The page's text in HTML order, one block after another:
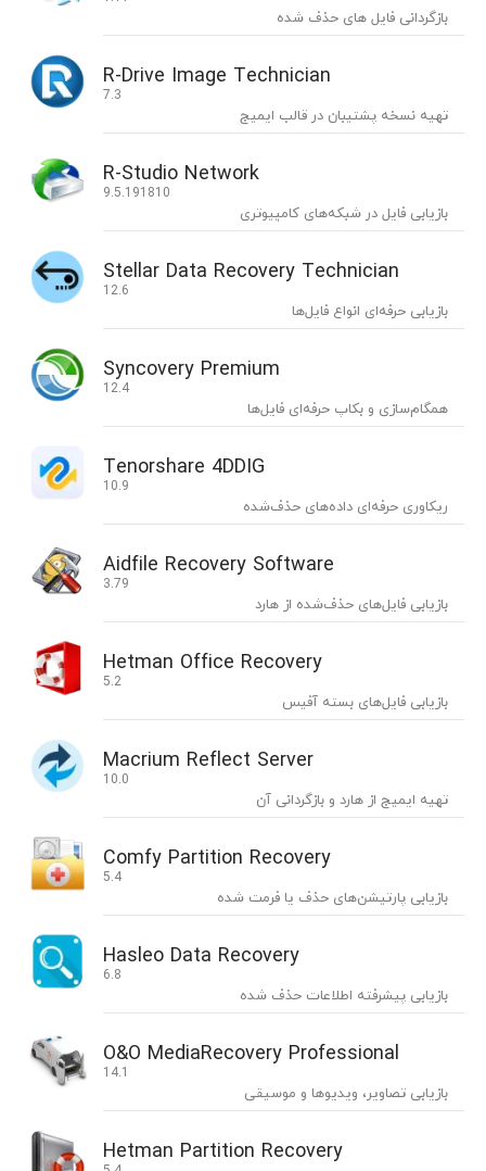
بازگردانی فایل های حذف شده
R-Drive Image Technician
7.3
تهیه نسخه پشتیبان در قالب ایمیج
R-Studio Network
9.5.191810
بازیابی فایل در شبکه‌های کامپیوتری
Stellar Data Recovery Technician
12.6
بازیابی حرفه‌ای انواع فایل‌ها
Syncovery Premium
12.4
همگام‌سازی و بکاپ حرفه‌ای فایل‌ها
Tenorshare 4DDIG
10.9
ریکاوری حرفه‌ای داده‌های حذف‌شده
Aidfile Recovery Software
3.79
بازیابی فایل‌های حذف‌شده از هارد
Hetman Office Recovery
5.2
بازیابی فایل‌های بسته آفیس
Macrium Reflect Server
10.0
تهیه ایمیج از هارد و بازگردانی آن
Comfy Partition Recovery
5.4
بازیابی پارتیشن‌های حذف یا فرمت شده
Hasleo Data Recovery
6.8
بازیابی پیشرفته اطلاعات حذف شده
O&O MediaRecovery Professional
14.1
بازیابی تصاویر، ویدیوها و موسیقی
Hetman Partition Recovery